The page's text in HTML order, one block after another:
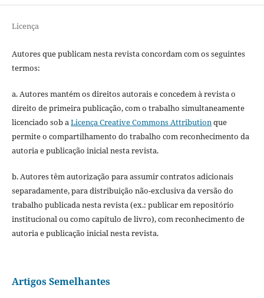
Licença
Autores que publicam nesta revista concordam com os seguintes
termos:
a. Autores mantém os direitos autorais e concedem à revista o
direito de primeira publicação, com o trabalho simultaneamente
licenciado sob aLicença Creative Commons Attributionque
permite o compartilhamento do trabalho com reconhecimento da
autoria e publicação inicial nesta revista.
b. Autores têm autorização para assumir contratos adicionais
separadamente, para distribuição não-exclusiva da versão do
trabalho publicada nesta revista (ex.: publicar em repositório
institucional ou como capítulo de livro), com reconhecimento de
autoria e publicação inicial nesta revista.
Artigos Semelhantes